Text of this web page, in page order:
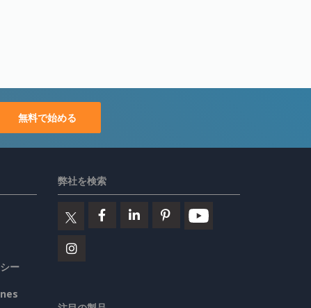
無料で始める
ー
弊社を検索